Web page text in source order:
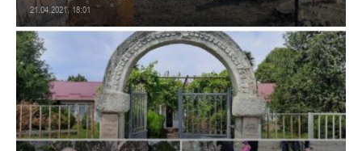
21.04.2021. 18:01